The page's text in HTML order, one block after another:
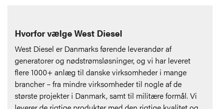
Hvorfor vælge West Diesel
West Diesel er Danmarks førende leverandør af
generatorer og nødstrømsløsninger, og vi har leveret
flere 1000+ anlæg til danske virksomheder i mange
brancher – fra mindre virksomheder til nogle af de
største projekter i Danmark, samt til militære formål. Vi